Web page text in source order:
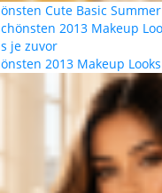
Cute Basic
2013 Makeup